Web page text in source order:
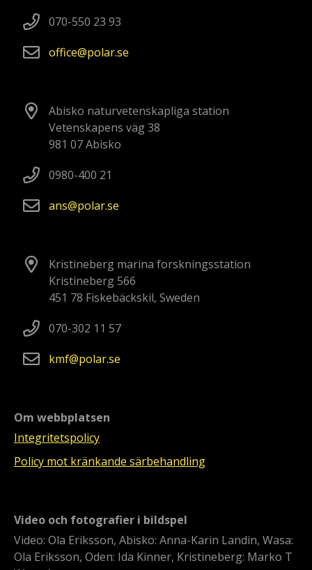
070-550 23 93
office
polarse
Abisko naturvetenskapliga station
Vetenskapens väg 38
981 07 Abisko
0980-400 21
ans
polarse
Kristineberg marina forskningsstation
Kristineberg 566
451 78 Fiskebäckskil, Sweden
070-302 11 57
kmf
polarse
Om webbplatsen
Integritetspolicy
Policy mot kränkande särbehandling
Video och fotografier i bildspel
Video: Ola Eriksson, Abisko: Anna-Karin Landin, Wasa:
Ola Eriksson, Oden: Ida Kinner, Kristineberg: Marko T